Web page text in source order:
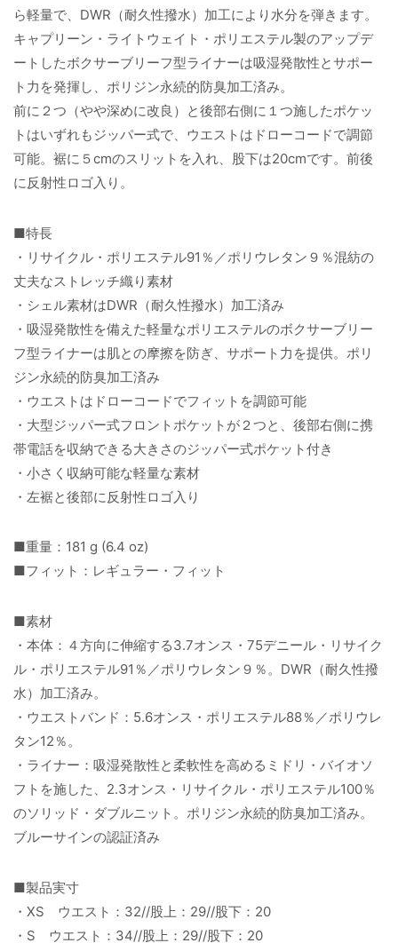
ら軽量で、DWR（耐久性撥水）加工により水分を弾きます。
キャプリーン・ライトウェイト・ポリエステル製のアップデ
ートしたボクサーブリーフ型ライナーは吸湿発散性とサポー
ト力を発揮し、ポリジン永続的防臭加工済み。
前に２つ（やや深めに改良）と後部右側に１つ施したポケッ
トはいずれもジッパー式で、ウエストはドローコードで調節
可能。裾に５cmのスリットを入れ、股下は20cmです。前後
に反射性ロゴ入り。
■特長
・リサイクル・ポリエステル91％／ポリウレタン９％混紡の
丈夫なストレッチ織り素材
・シェル素材はDWR（耐久性撥水）加工済み
・吸湿発散性を備えた軽量なポリエステルのボクサーブリー
フ型ライナーは肌との摩擦を防ぎ、サポート力を提供。ポリ
ジン永続的防臭加工済み
・ウエストはドローコードでフィットを調節可能
・大型ジッパー式フロントポケットが２つと、後部右側に携
帯電話を収納できる大きさのジッパー式ポケット付き
・小さく収納可能な軽量な素材
・左裾と後部に反射性ロゴ入り
■重量：181 g (6.4 oz)
■フィット：レギュラー・フィット
■素材
・本体：４方向に伸縮する3.7オンス・75デニール・リサイク
ル・ポリエステル91％／ポリウレタン９％。DWR（耐久性撥
水）加工済み。
・ウエストバンド：5.6オンス・ポリエステル88％／ポリウレ
タン12％。
・ライナー：吸湿発散性と柔軟性を高めるミドリ・バイオソ
フトを施した、2.3オンス・リサイクル・ポリエステル100％
のソリッド・ダブルニット。ポリジン永続的防臭加工済み。
ブルーサインの認証済み
■製品実寸
・XS ウエスト：32//股上：29//股下：20
・S ウエスト：34//股上：29//股下：20